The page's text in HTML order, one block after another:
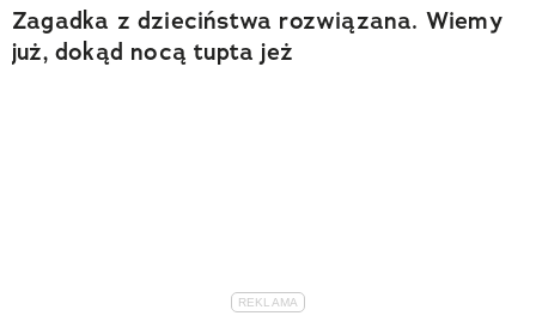
Zagadka z dzieciństwa rozwiązana. Wiemy
już, dokąd nocą tupta jeż